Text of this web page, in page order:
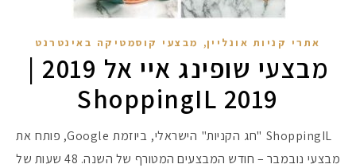
אתרי קניות אונליין, מבצעי קוסמטיקה באינטרנט
מבצעי שופינג איי אל 2019 |
ShoppingIL 2019
ShoppingIL "חג הקניות" הישראלי, ביוזמת Google, פותח את
מבצעי נובמבר – חודש המבצעים המטורף של השנה. 48 שעות של